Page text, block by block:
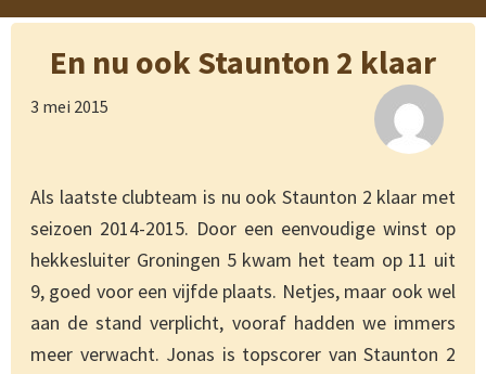
En nu ook Staunton 2 klaar
3 mei 2015
Als laatste clubteam is nu ook Staunton 2 klaar met
seizoen 2014-2015. Door een eenvoudige winst op
hekkesluiter Groningen 5 kwam het team op 11 uit
9, goed voor een vijfde plaats. Netjes, maar ook wel
aan de stand verplicht, vooraf hadden we immers
meer verwacht. Jonas is topscorer van Staunton 2